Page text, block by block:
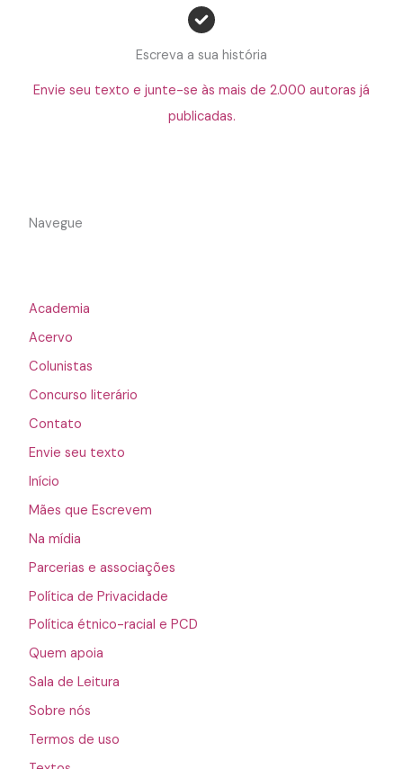
Escreva a sua história
Envie seu texto e junte-se às mais de 2.000 autoras já
publicadas.
Navegue
Academia
Acervo
Colunistas
Concurso literário
Contato
Envie seu texto
Início
Mães que Escrevem
Na mídia
Parcerias e associações
Política de Privacidade
Política étnico-racial e PCD
Quem apoia
Sala de Leitura
Sobre nós
Termos de uso